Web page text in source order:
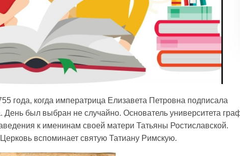
года, когда императрица Елизавета Петровна подписала
День был выбран не случайно. Основатель университета
к именинам своей матери Татьяны Ростиславской.
вспоминает святую Татиану Римскую.